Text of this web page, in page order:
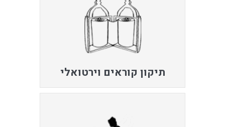
תיקון קוראים וירטואלי